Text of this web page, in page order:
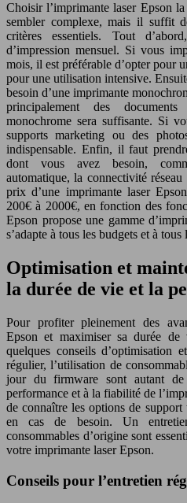
Choisir l’imprimante laser Epson
sembler complexe, mais il suffit
critères essentiels. Tout
d’impression mensuel. Si vous
mois, il est préférable d’opter pour
pour une utilisation intensive.
besoin d’une imprimante
principalement des
monochrome sera suffisante. Si
supports marketing ou des
indispensable. Enfin, il faut
dont vous avez besoin,
automatique, la connectivité
prix d’une imprimante laser
200€ à 2000€, en fonction des
Epson propose une gamme
s’adapte à tous les budgets et à tous
Optimisation et
la durée de vie et la
Pour profiter pleinement des
Epson et maximiser sa durée
quelques conseils d’optimisation
régulier, l’utilisation de
jour du firmware sont autant
performance et à la fiabilité de
de connaître les options de support
en cas de besoin. Un
consommables d’origine sont
votre imprimante laser Epson.
Conseils pour l’entretien